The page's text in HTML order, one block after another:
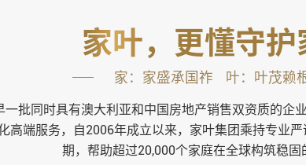
家叶，更懂守护
家：家盛承国祚 叶：叶茂赖
一批同时具有澳大利亚和中国房地产销售双资质的企
高端服务，自2006年成立以来，家叶集团乘持专业
期，帮助超过20,000个家庭在全球构筑稳固